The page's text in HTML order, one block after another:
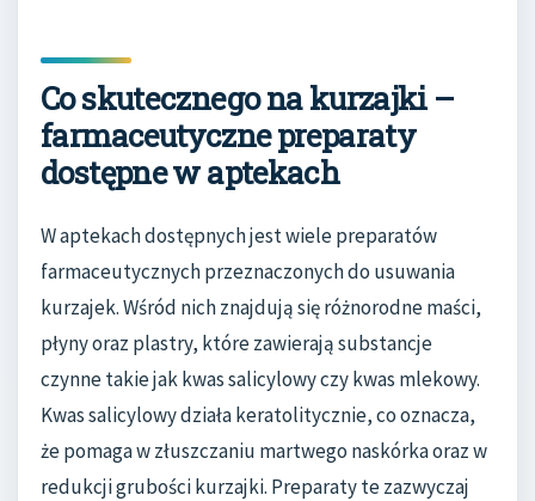
Co skutecznego na kurzajki –
farmaceutyczne preparaty
dostępne w aptekach
W aptekach dostępnych jest wiele preparatów
farmaceutycznych przeznaczonych do usuwania
kurzajek. Wśród nich znajdują się różnorodne maści,
płyny oraz plastry, które zawierają substancje
czynne takie jak kwas salicylowy czy kwas mlekowy.
Kwas salicylowy działa keratolitycznie, co oznacza,
że pomaga w złuszczaniu martwego naskórka oraz w
redukcji grubości kurzajki. Preparaty te zazwyczaj